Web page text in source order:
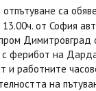
са
13.00ч. от София
с ферибот на
и работните
на